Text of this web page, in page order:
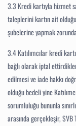
3.3 Kredi kartıyla hizmet
taleplerini kartın ait
şubelerine yapmak
3.4Katılımcılar kredi
bağlı olarak iptal
edilmesi ve iade hakkı
olduğu bedeli yine
sorumluluğu bununla
arasında gerçekleşir, SVB